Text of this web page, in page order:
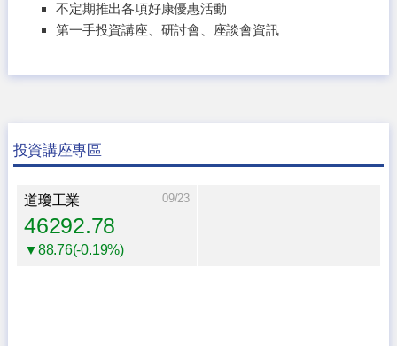
不定期推出各項好康優惠活動
第一手投資講座、研討會、座談會資訊
投資講座專區
道瓊工業 09/23
46292.78
▼88.76(-0.19%)